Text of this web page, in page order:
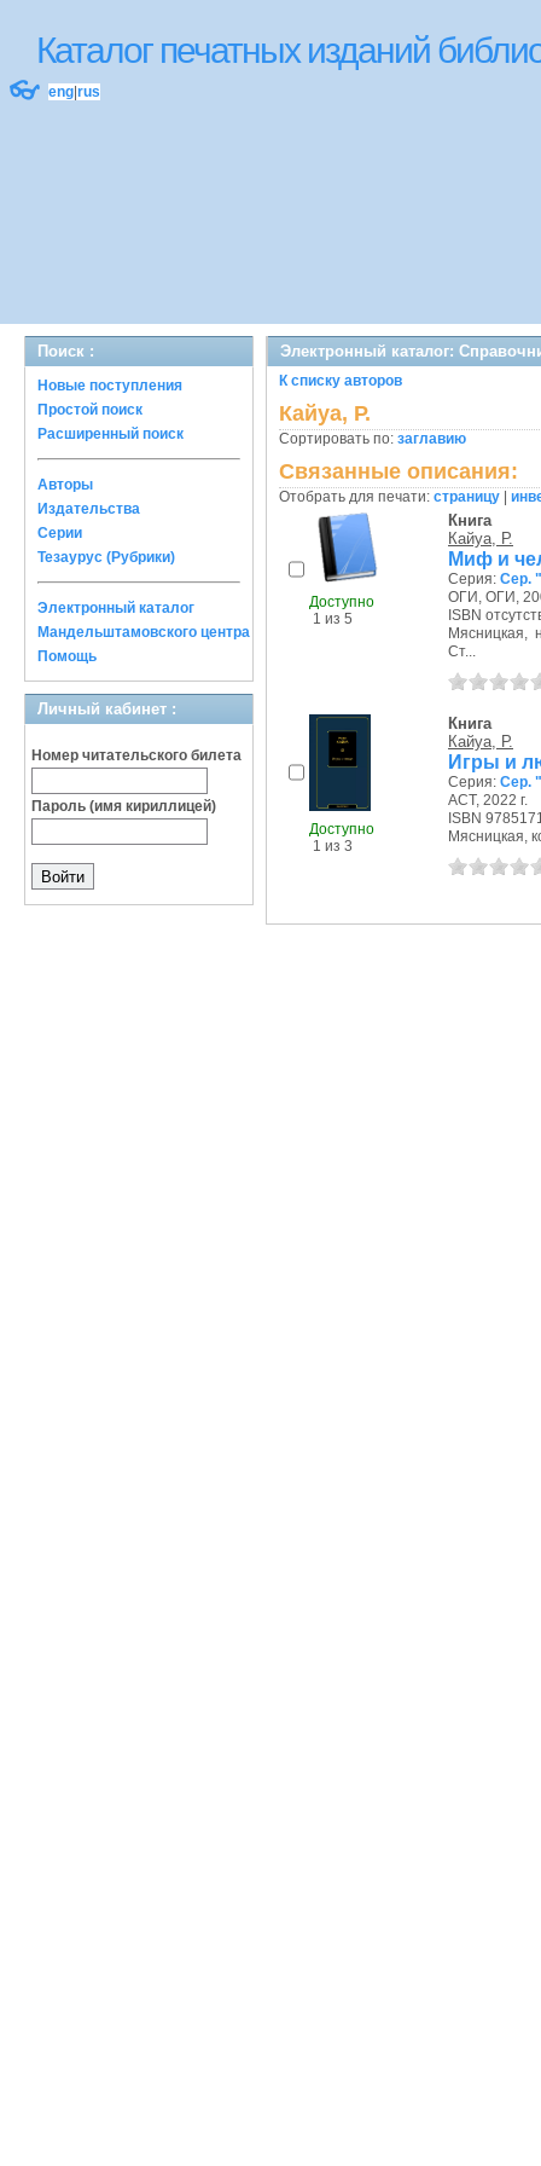
Каталог печатных изданий
👓 eng rus
Поиск :
Новые поступления
Простой поиск
Расширенный поиск
Авторы
Издательства
Серии
Тезаурус (Рубрики)
Электронный каталог
Мандельштамовского центра
Помощь
Личный кабинет :
Номер читательского билета
Пароль (имя кириллицей)
Электронный каталог:
К списку авторов
Кайуа, Р.
Сортировать по: заглавию
Связанные описания:
Отобрать для печати: страницу
Доступно
1 из 5
Книга
Кайуа, Р.
Миф и
Серия: Сер.
ОГИ, ОГИ,
ISBN
Мясницкая,
Ст...
Доступно
1 из 3
Книга
Кайуа, Р.
Игры и
Серия: Сер.
АСТ, 2022 г.
ISBN
Мясницкая,